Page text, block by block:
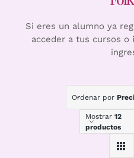
Si eres un alumno ya
acceder a tus cursos o
Ordenar por
Mostrar 12
productos